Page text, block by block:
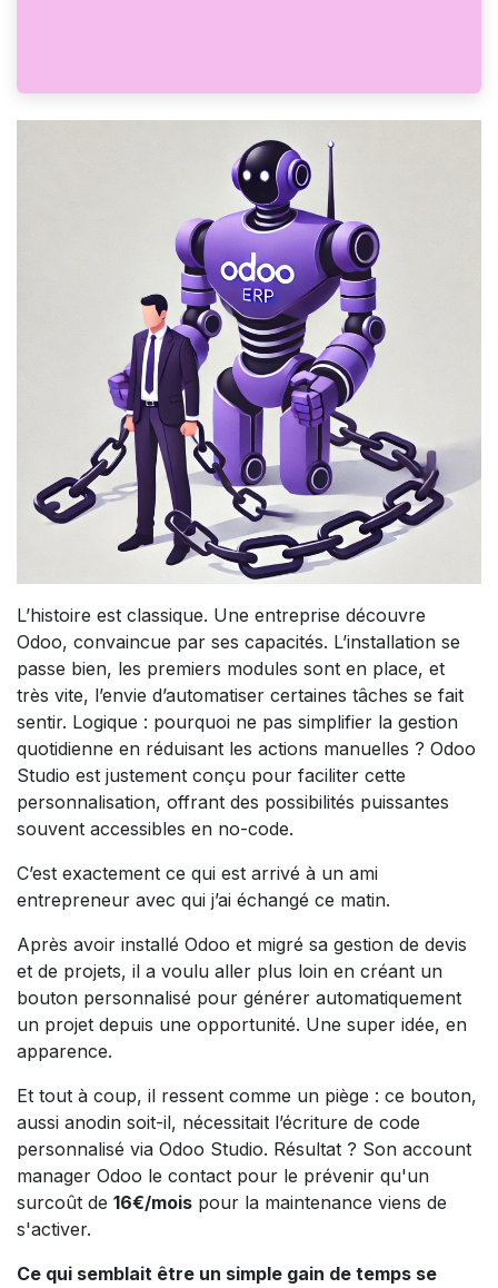
L’histoire est classique. Une entreprise découvre
Odoo, convaincue par ses capacités. L’installation se
passe bien, les premiers modules sont en place, et
très vite, l’envie d’automatiser certaines tâches se fait
sentir. Logique : pourquoi ne pas simplifier la gestion
quotidienne en réduisant les actions manuelles ? Odoo
Studio est justement conçu pour faciliter cette
personnalisation, offrant des possibilités puissantes
souvent accessibles en no-code.
C’est exactement ce qui est arrivé à un ami
entrepreneur avec qui j’ai échangé ce matin.
Après avoir installé Odoo et migré sa gestion de devis
et de projets, il a voulu aller plus loin en créant un
bouton personnalisé pour générer automatiquement
un projet depuis une opportunité. Une super idée, en
apparence.
Et tout à coup, il ressent comme un piège : ce bouton,
aussi anodin soit-il, nécessitait l’écriture de code
personnalisé via Odoo Studio. Résultat ? Son account
manager Odoo le contact pour le prévenir qu'un
surcoût de 16€/mois pour la maintenance viens de
s'activer.
Ce qui semblait être un simple gain de temps se